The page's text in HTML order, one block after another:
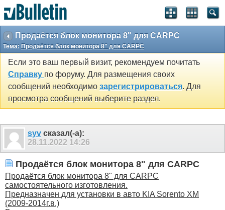
Продаётся блок монитора 8" для CARPC
Тема: Продаётся блок монитора 8" для CARPC
Если это ваш первый визит, рекомендуем почитать
Справку по форуму. Для размещения своих
сообщений необходимо зарегистрироваться. Для
просмотра сообщений выберите раздел.
syv сказал(-а):
28.11.2022 14:26
Продаётся блок монитора 8" для CARPC
Продаётся блок монитора 8" для CARPC
самостоятельного изготовления.
Предназначен для установки в авто KIA Sorento XM
(2009-2014г.в.)